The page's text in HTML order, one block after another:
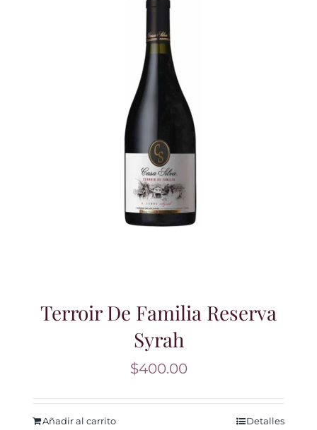
Terroir De Familia Reserva
Syrah
$400.00
Añadir al carrito Detalles